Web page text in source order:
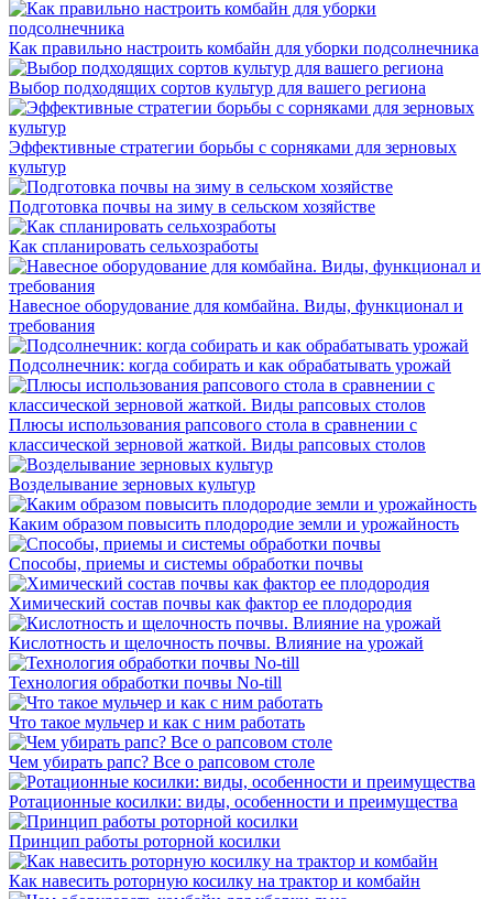
Как правильно настроить комбайн для уборки подсолнечника
Выбор подходящих сортов культур для вашего региона
Эффективные стратегии борьбы с сорняками для зерновых
культур
Подготовка почвы на зиму в сельском хозяйстве
Как спланировать сельхозработы
Навесное оборудование для комбайна. Виды, функционал и
требования
Подсолнечник: когда собирать и как обрабатывать урожай
Плюсы использования рапсового стола в сравнении с
классической зерновой жаткой. Виды рапсовых столов
Возделывание зерновых культур
Каким образом повысить плодородие земли и урожайность
Способы, приемы и системы обработки почвы
Химический состав почвы как фактор ее плодородия
Кислотность и щелочность почвы. Влияние на урожай
Технология обработки почвы No-till
Что такое мульчер и как с ним работать
Чем убирать рапс? Все о рапсовом столе
Ротационные косилки: виды, особенности и преимущества
Принцип работы роторной косилки
Как навесить роторную косилку на трактор и комбайн